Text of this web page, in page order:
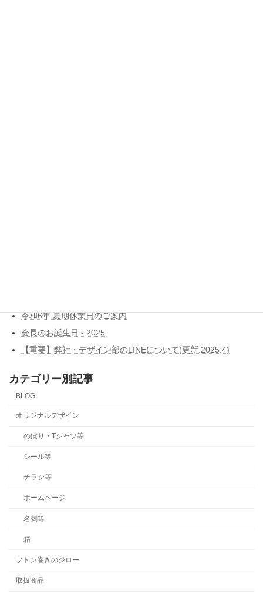
令和6年 夏期休業日のご案内
会長のお誕生日 - 2025
【重要】弊社・デザイン部のLINEについて(更新.2025.4)
カテゴリー別記事
BLOG
オリジナルデザイン
のぼり・Tシャツ等
シール等
チラシ等
ホームページ
名刺等
箱
フトン巻きのジロー
取扱商品